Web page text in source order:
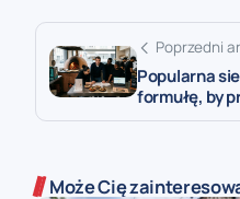
Poprzedni
Popularna
formułę, by
Może Cię